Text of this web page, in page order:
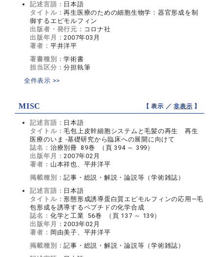
記述言語： 日本語
タイトル：再生医療のための細胞生物学：器官形成を制
御するエピモルフィン
出版者・発行元： コロナ社
出版年月：2007年03月
著者： 平井洋平
著書種別：学術書
担当区分：分担執筆
全件表示 >>
MISC 【 表示 ／非表示 】
記述言語： 日本語
タイトル：毛包上皮幹細胞システムと毛髪の再生 再生
医療のいま -基礎研究から臨床への展開に向けて
誌名： 治療別冊 89巻 （頁 394 ～ 399）
出版年月：2007年02月
著者： 山本祥也、平井洋平
掲載種別：記事・総説・解説・論説等（学術雑誌）
記述言語： 日本語
タイトル：形態形成誘導蛋白質エピモルフィンの応用―毛
包形成を誘導するペプチドの化学合成
誌名： 化学と工業 56巻 （頁 137 ～ 139）
出版年月：2003年02月
著者： 岡由美子、平井洋平
掲載種別：記事・総説・解説・論説等（学術雑誌）